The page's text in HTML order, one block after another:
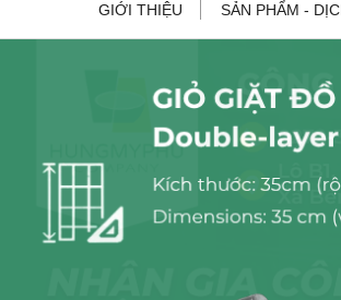
GIỚI THIỆU SẢN PHẨM -